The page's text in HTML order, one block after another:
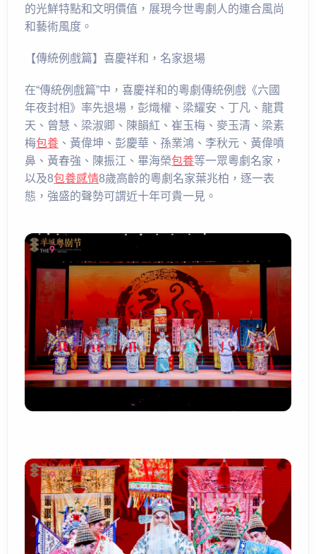
的光鮮特點和文明價值，展現今世粵劇人的連合風尚
和藝術風度。
【傳統例戲篇】喜慶祥和，名家退場
在“傳統例戲篇”中，喜慶祥和的粵劇傳統例戲《六國
年夜封相》率先退場，彭熾權、梁耀安、丁凡、龍貫
天、曾慧、梁淑卿、陳韻紅、崔玉梅、麥玉清、梁素
梅包養 、黃偉坤、彭慶華、孫業鴻、李秋元、黃偉噴
鼻、黃春強、陳振江、畢海榮包養等一眾粵劇名家，
以及8包養感情8歲高齡的粵劇名家葉兆柏，逐一表
態，強盛的聲勢可謂近十年可貴一見。